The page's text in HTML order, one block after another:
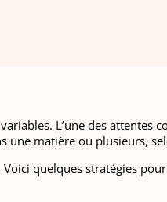
L’une des attentes
matière ou plusieurs,
quelques stratégies